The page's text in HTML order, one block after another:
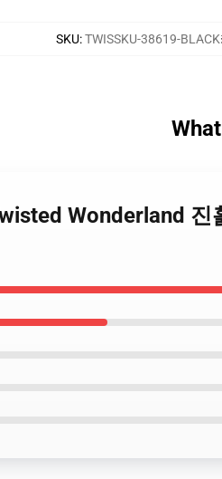
SKU:TWISSKU-38619-BLACK
Wonderland